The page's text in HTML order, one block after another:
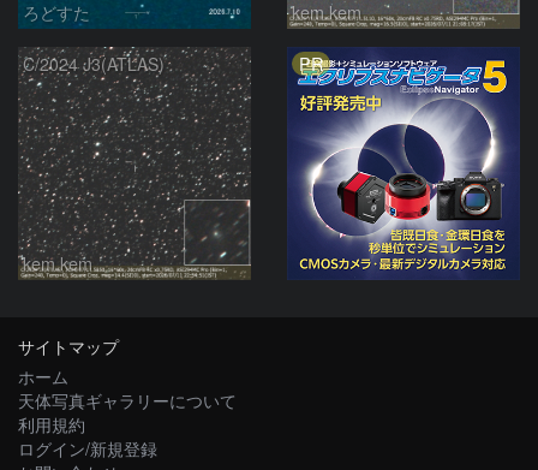
ろどすた kem.kem
C/2024 J3(ATLAS)
kem.kem
PR
サイトマップ
ホーム
天体写真ギャラリーについて
利用規約
ログイン/新規登録